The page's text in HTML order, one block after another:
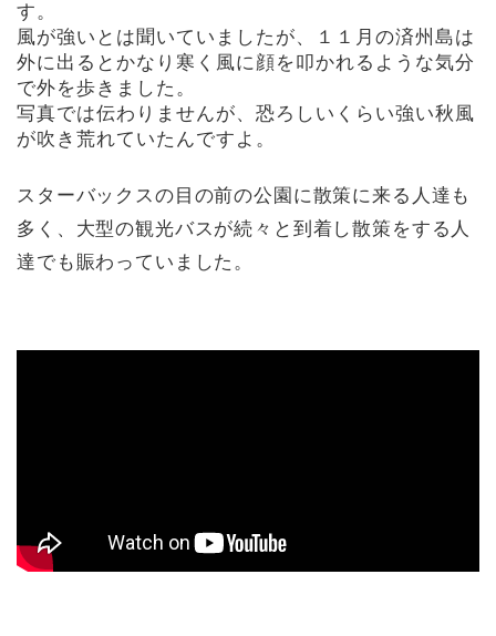
す。
風が強いとは聞いていましたが、１１月の済州島は
外に出るとかなり寒く風に顔を叩かれるような気分
で外を歩きました。
写真では伝わりませんが、恐ろしいくらい強い秋風
が吹き荒れていたんですよ。
スターバックスの目の前の公園に散策に来る人達も
多く、大型の観光バスが続々と到着し散策をする人
達でも賑わっていました。